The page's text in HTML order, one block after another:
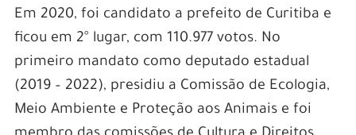
Em 2020, foi candidato a prefeito de Curitiba e
ficou em 2° lugar, com 110.977 votos. No
primeiro mandato como deputado estadual
(2019 – 2022), presidiu a Comissão de Ecologia,
Meio Ambiente e Proteção aos Animais e foi